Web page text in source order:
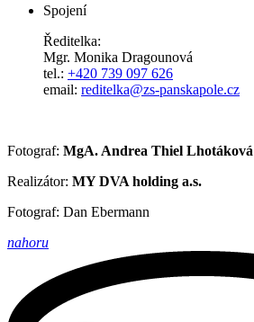
Spojení
Ředitelka:
Mgr. Monika Dragounová
tel.: +420 739 097 626
email: reditelka@zs-panskapole.cz
Fotograf: MgA. Andrea Thiel Lhotáková
Realizátor: MY DVA holding a.s.
Fotograf: Dan Ebermann
nahoru